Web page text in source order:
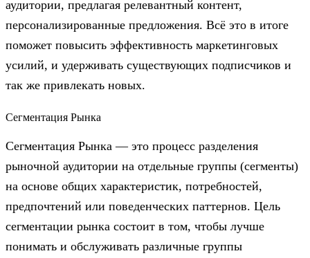
аудитории, предлагая релевантный контент,
персонализированные предложения. Всё это в итоге
поможет повысить эффективность маркетинговых
усилий, и удерживать существующих подписчиков и
так же привлекать новых.
Сегментация Рынка
Сегментация Рынка — это процесс разделения
рыночной аудитории на отдельные группы (сегменты)
на основе общих характеристик, потребностей,
предпочтений или поведенческих паттернов. Цель
сегментации рынка состоит в том, чтобы лучше
понимать и обслуживать различные группы